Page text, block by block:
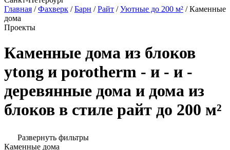
Главная /Фахверк /Барн /Райт /Уютные до 200 м² /Каменные
дома
Проекты
Каменные дома из блоков
ytong и porotherm - и - и -
деревянные дома и дома из
блоков в стиле райт до 200 м²
Развернуть фильтры
Каменные дома